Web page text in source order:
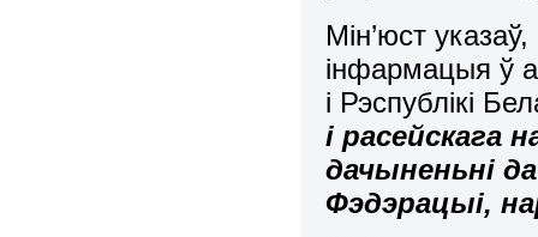
Мін’юст
інфармацыя ў
і Рэспублікі
і расейскага
дачыненьні
Фэдэрацыі,